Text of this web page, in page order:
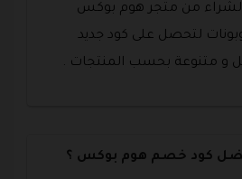
من متجر هوم بوكس
لتحصل على كود جديد
متنوعة بحسب المنتجات .
كود خصم هوم بوكس ؟